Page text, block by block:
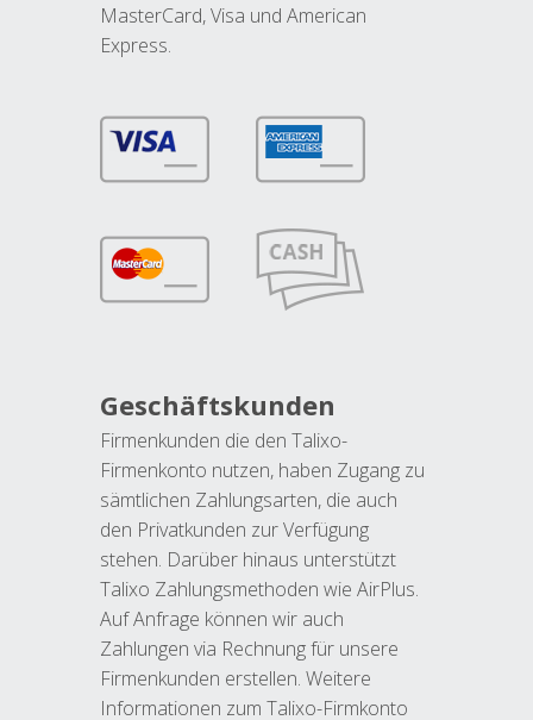
MasterCard, Visa und American
Express.
Geschäftskunden
Firmenkunden die den Talixo-
Firmenkonto nutzen, haben Zugang zu
sämtlichen Zahlungsarten, die auch
den Privatkunden zur Verfügung
stehen. Darüber hinaus unterstützt
Talixo Zahlungsmethoden wie AirPlus.
Auf Anfrage können wir auch
Zahlungen via Rechnung für unsere
Firmenkunden erstellen. Weitere
Informationen zum Talixo-Firmkonto